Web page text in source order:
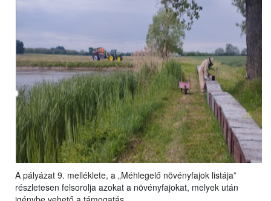
A pályázat 9. melléklete, a „Méhlegelő növényfajok listája”
részletesen felsorolja azokat a növényfajokat, melyek után